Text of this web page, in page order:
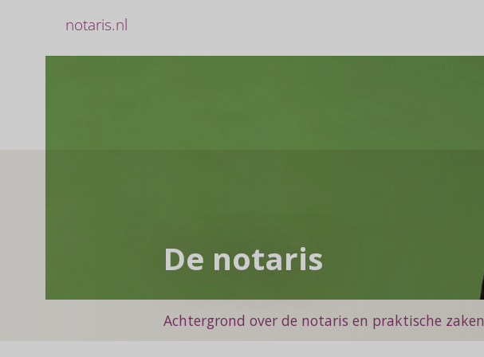
notaris.nl
De notaris
Achtergrond over de notaris en praktische zaken